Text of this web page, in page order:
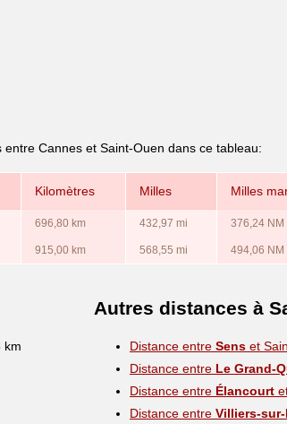
Cannes et Saint-Ouen dans ce tableau:
Kilomètres Milles Milles
696,80 km 432,97 mi 376,24 NM
915,00 km 568,55 mi 494,06 NM
km
Autres distances à
Distance entre Sens et
Distance entre Le Grand-
Distance entre Élancourt
Distance entre Villiers-sur-